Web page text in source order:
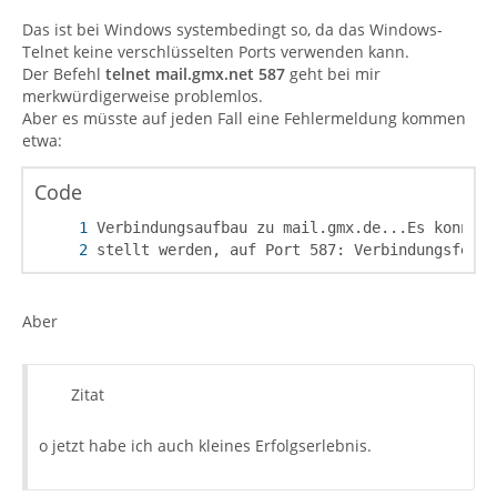
Das ist bei Windows systembedingt so, da das Windows-
Telnet keine verschlüsselten Ports verwenden kann.
Der Befehl telnet mail.gmx.net 587 geht bei mir
merkwürdigerweise problemlos.
Aber es müsste auf jeden Fall eine Fehlermeldung kommen
etwa:
Code
stellt werden, auf Port 587:
Aber
Zitat
o jetzt habe ich auch kleines Erfolgserlebnis.